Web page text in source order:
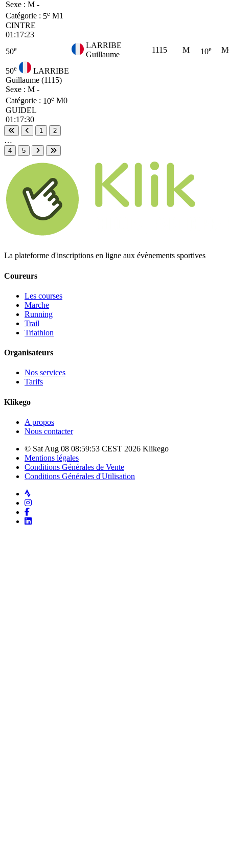
Sexe : M -
Catégorie : 5e M1
CINTRE
01:17:23
50e
LARRIBE
Guillaume
1115 M 10e
50e
LARRIBE
Guillaume (1115)
Sexe : M -
Catégorie : 10e M0
GUIDEL
01:17:30
Première page
Page précédente
1 2
…
4
5
Page suivante
Dernière page
La plateforme d'inscriptions en ligne aux évènements sportives
Coureurs
Les courses
Marche
Running
Trail
Triathlon
Organisateurs
Nos services
Tarifs
Klikego
A propos
Nous contacter
© Sat Aug 08 08:59:53 CEST 2026 Klikego
Mentions légales
Conditions Générales de Vente
Conditions Générales d'Utilisation
Strava
Instagram
Facebook
LinkedIn